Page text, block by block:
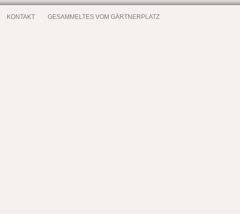
KONTAKT GESAMMELTES VOM GÄRTNERPLATZ